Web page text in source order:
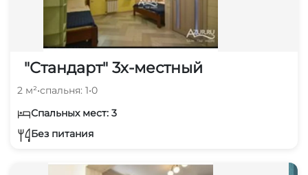
"Стандарт" 3х-местный
2 м²•спальня: 1•0
Спальных мест: 3
Без питания